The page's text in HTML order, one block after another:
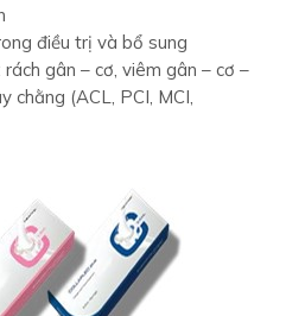
điều trị và bổ sung
gân – cơ, viêm gân – cơ –
(ACL, PCI, MCI,